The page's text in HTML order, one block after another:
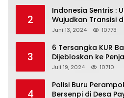
2
Indonesia Sentris :
Wujudkan Transisi
yang Berkelanjutan
Juni 13, 2024 10773
3
6 Tersangka KUR
Dijebloskan ke
Mangkir dari
Juli 19, 2024 10710
4
Polisi Buru
Bersenpi di Desa